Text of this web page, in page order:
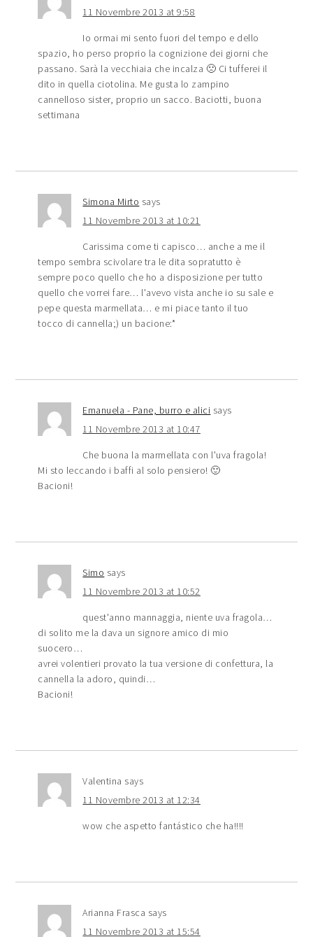
11 Novembre 2013 at 9:58
Io ormai mi sento fuori del tempo e dello
spazio, ho perso proprio la cognizione dei giorni che
passano. Sarà la vecchiaia che incalza 🙁 Ci tufferei il
dito in quella ciotolina. Me gusta lo zampino
cannelloso sister, proprio un sacco. Baciotti, buona
settimana
Simona Mirto says
11 Novembre 2013 at 10:21
Carissima come ti capisco… anche a me il
tempo sembra scivolare tra le dita sopratutto è
sempre poco quello che ho a disposizione per tutto
quello che vorrei fare… l'avevo vista anche io su sale e
pepe questa marmellata… e mi piace tanto il tuo
tocco di cannella;) un bacione:*
Emanuela - Pane, burro e alici says
11 Novembre 2013 at 10:47
Che buona la marmellata con l'uva fragola!
Mi sto leccando i baffi al solo pensiero! 🙂
Bacioni!
Simo says
11 Novembre 2013 at 10:52
quest'anno mannaggia, niente uva fragola…
di solito me la dava un signore amico di mio
suocero…
avrei volentieri provato la tua versione di confettura, la
cannella la adoro, quindi…
Bacioni!
Valentina says
11 Novembre 2013 at 12:34
wow che aspetto fantástico che ha!!!!
Arianna Frasca says
11 Novembre 2013 at 15:54